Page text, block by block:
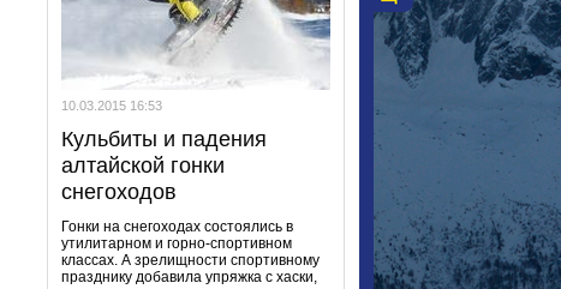
10.03.2015 16:53
Кульбиты и падения
алтайской гонки
снегоходов
Гонки на снегоходах состоялись в
утилитарном и горно-спортивном
классах. А зрелищности спортивному
празднику добавила упряжка с хаски,